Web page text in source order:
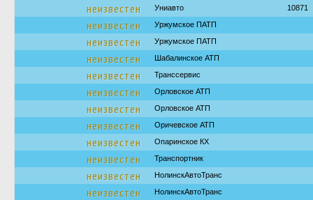
неизвестен Униавто 10871
неизвестен Уржумское ПАТП
неизвестен Уржумское ПАТП
неизвестен Шабалинское АТП
неизвестен Транссервис
неизвестен Орловское АТП
неизвестен Орловское АТП
неизвестен Оричевское АТП
неизвестен Опаринское КХ
неизвестен Транспортник
неизвестен НолинскАвтоТранс
неизвестен НолинскАвтоТранс